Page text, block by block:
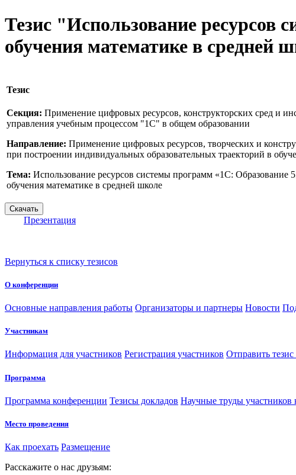
Тезис "Использование
обучения математике в средней
Тезис
Секция: Применение цифровых ресурсов, конструкторских сред и
управления учебным процессом "1С" в общем образовании
Направление: Применение цифровых ресурсов, творческих и
при построении индивидуальных образовательных траекторий в
Тема: Использование ресурсов системы программ «1С: Образование
обучения математике в средней школе
Презентация
Вернуться к списку тезисов
О конференции
Основные направления работы Организаторы и партнеры Новости
Участникам
Информация для участников Регистрация участников Отправить
Программа
Программа конференции Тезисы докладов Научные труды участников
Место проведения
Как проехать Размещение
Расскажите о нас друзьям: